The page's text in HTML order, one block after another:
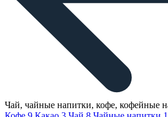
Чай, чайные напитки, кофе, кофейные